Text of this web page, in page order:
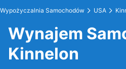
Wypożyczalnia Samochodów USA
Wynajem
Kinnelon